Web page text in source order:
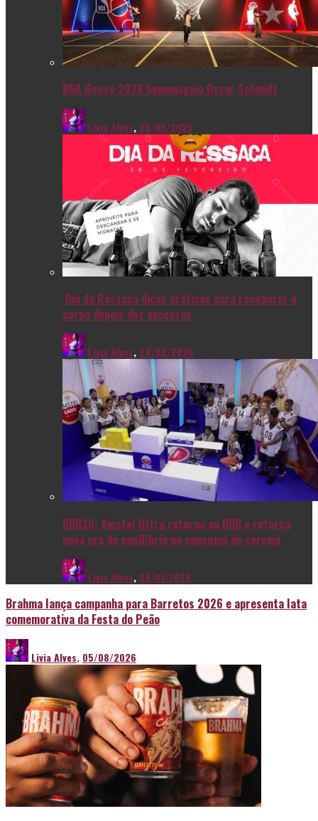
NBA House 2026 homenageia Oscar Schmidt
Livia Alves, 25/05/2026
Dia da Ressaca dicas práticas para recuperar o
corpo depois dos excessos
Livia Alves, 24/02/2026
BBB26: Amstel Ultra retorna ao BBB e reforça
nova era de equilíbrio no consumo de cerveja
Livia Alves, 26/01/2026
Brahma lança campanha para Barretos 2026 e apresenta lata
comemorativa da Festa do Peão
Livia Alves, 05/08/2026